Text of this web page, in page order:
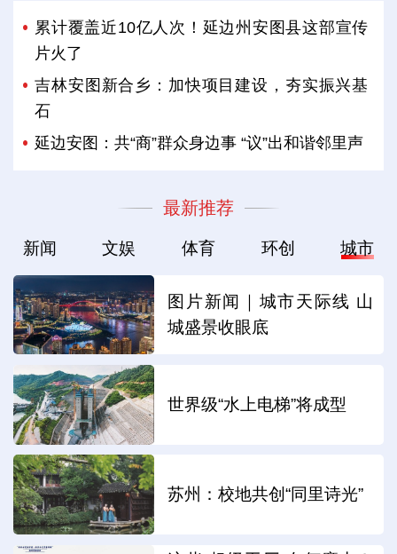
累计覆盖近10亿人次！延边州安图县这部宣传
片火了
吉林安图新合乡：加快项目建设，夯实振兴基
石
延边安图：共“商”群众身边事 “议”出和谐邻里声
最新推荐
新闻 文娱 体育 环创 城市
图片新闻｜城市天际线 山
城盛景收眼底
世界级“水上电梯”将成型
苏州：校地共创“同里诗光”